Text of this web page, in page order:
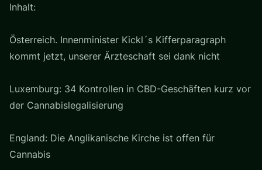
Inhalt:
Österreich. Innenminister Kickl´s Kifferparagraph
kommt jetzt, unserer Ärzteschaft sei dank nicht
Luxemburg: 34 Kontrollen in CBD-Geschäften kurz vor
der Cannabislegalisierung
England: Die Anglikanische Kirche ist offen für
Cannabis